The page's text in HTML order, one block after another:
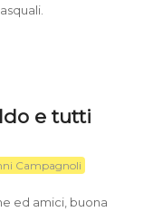
e tutti
Campagnoli
ed amici, buona